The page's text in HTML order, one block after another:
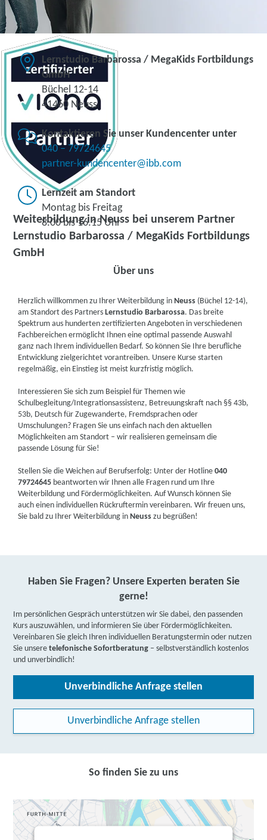
Weiterbildung in Neuss bei unserem Partner
Lernstudio Barbarossa / MegaKids Fortbildungs
GmbH
Lernstudio Barbarossa / MegaKids Fortbildungs
GmbH
Büchel 12-14
41460 Neuss
Kontaktieren Sie unser Kundencenter unter
040 – 79724645
partner-kundencenter@ibb.com
Lernzeit am Standort
Montag bis Freitag
8.00 bis 16.15 Uhr
Über uns
Herzlich willkommen zu Ihrer Weiterbildung inNeuss (Büchel 12-14),
am Standort des PartnersLernstudio Barbarossa. Das breite
Spektrum aus hunderten zertifizierten Angeboten in verschiedenen
Fachbereichen ermöglicht Ihnen eine optimal passende Auswahl
ganz nach Ihrem individuellen Bedarf. So können Sie Ihre berufliche
Entwicklung zielgerichtet vorantreiben. Unsere Kurse starten
regelmäßig, ein Einstieg ist meist kurzfristig möglich.
Interessieren Sie sich zum Beispiel für Themen wie
Schulbegleitung/Integrationsassistenz, Betreuungskraft nach §§ 43b,
53b, Deutsch für Zugewanderte, Fremdsprachen oder
Umschulungen? Fragen Sie uns einfach nach den aktuellen
Möglichkeiten am Standort – wir realisieren gemeinsam die
passende Lösung für Sie!
Stellen Sie die Weichen auf Berufserfolg: Unter der Hotline040
79724645 beantworten wir Ihnen alle Fragen rund um Ihre
Weiterbildung und Fördermöglichkeiten. Auf Wunsch können Sie
auch einen individuellen Rückruftermin vereinbaren. Wir freuen uns,
Sie bald zu Ihrer Weiterbildung inNeuss zu begrüßen!
Haben Sie Fragen? Unsere Experten beraten Sie
gerne!
Im persönlichen Gespräch unterstützen wir Sie dabei, den passenden
Kurs auszuwählen, und informieren Sie über Fördermöglichkeiten.
Vereinbaren Sie gleich Ihren individuellen Beratungstermin oder nutzen
Sie unseretelefonische Sofortberatung – selbstverständlich kostenlos
und unverbindlich!
Unverbindliche Anfrage stellen
Unverbindliche Anfrage stellen
So finden Sie zu uns